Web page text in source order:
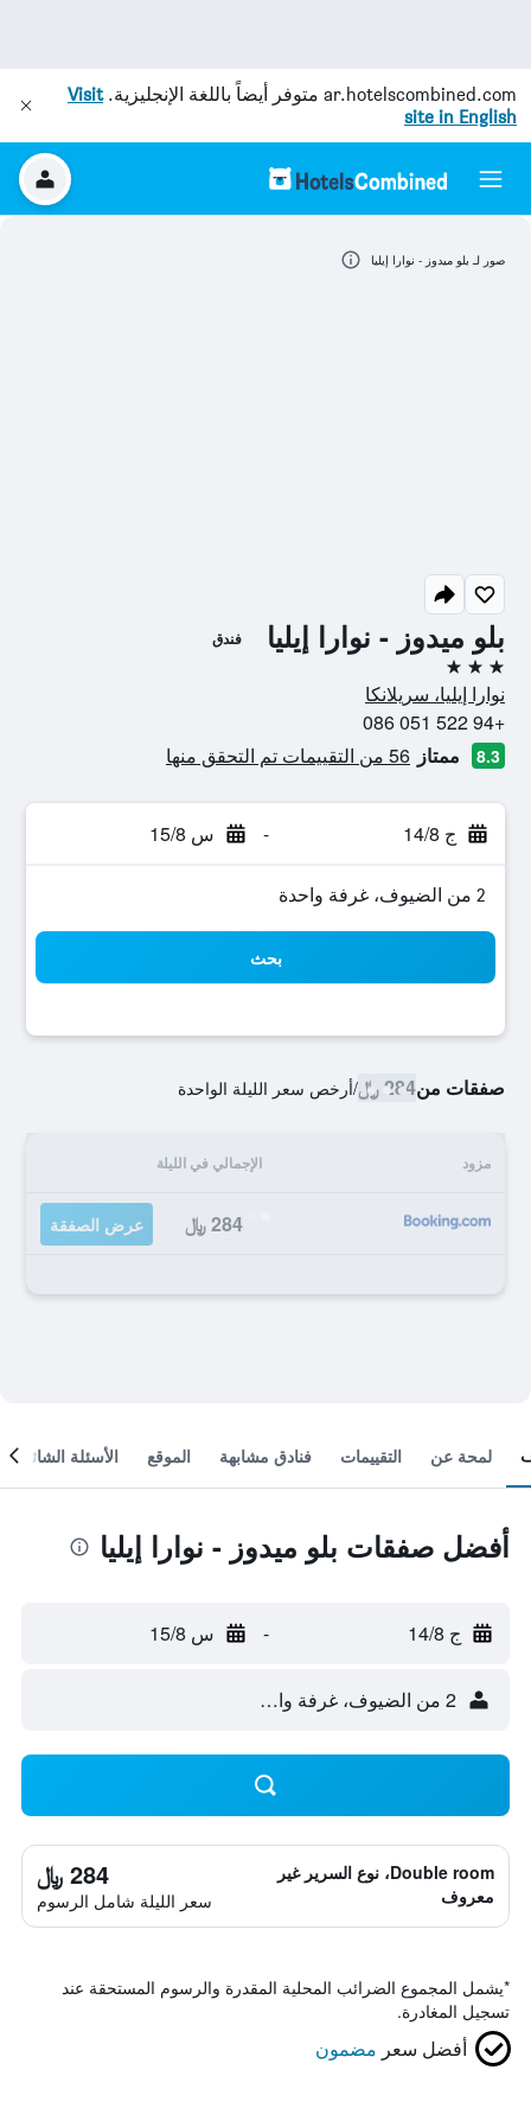
ar.hotelscombined.com متوفر أيضاً باللغة الإنجليزية.Visit
site in English
بلو ميدوز - نوارا إيليا فندق
3 نجوم
نوارا إيليا، سريلانكا
+94 522 051 086
8.3 ممتاز 56 من التقييمات تم التحقق منها
ج 14/8 - س 15/8
2 من الضيوف، غرفة واحدة
بحث
صفقات من284 ﷼ /أرخص سعر الليلة الواحدة
مزود الإجمالي في الليلة
284 ﷼ عرض الصفقة
صور لـ بلو ميدوز - نوارا إيليا
لمحة عن التقييمات فنادق مشابهة الموقع الأسئلة الشائعة
أفضل صفقات بلو ميدوز - نوارا إيليا
ج 14/8 - س 15/8
2 من الضيوف، غرفة واحدة
Double room، نوع السرير غير
معروف
284 ﷼
سعر الليلة شامل الرسوم
*يشمل المجموع الضرائب المحلية المقدرة والرسوم المستحقة عند
تسجيل المغادرة.
أفضل سعر مضمون